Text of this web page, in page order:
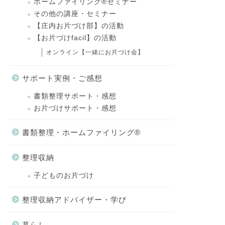
ホームファイリング®セミナー
その他の講座・セミナー
【庄内お片づけ部】の活動
【お片づけfacil】の活動
オンライン【一緒にお片づけ会】
サポート実例・ご感想
書類整理サポート・感想
お片づけサポート・感想
書類整理・ホームファイリング®
整理収納
子どものお片づけ
整理収納アドバイザー・学び